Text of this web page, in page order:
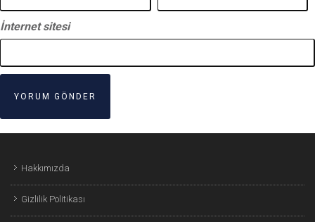
İnternet sitesi
Hakkımızda
Gizlilik Politikası